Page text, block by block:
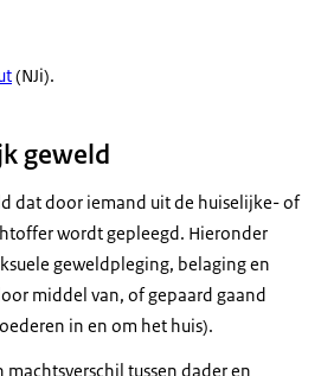
(NJi).
geweld
dat door iemand uit de huiselijke- of
wordt gepleegd. Hieronder
geweldpleging, belaging en
middel van, of gepaard gaand
in en om het huis).
machtsverschil tussen dader en